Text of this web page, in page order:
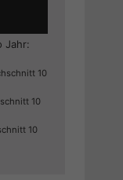
Jahr:
10
10
10